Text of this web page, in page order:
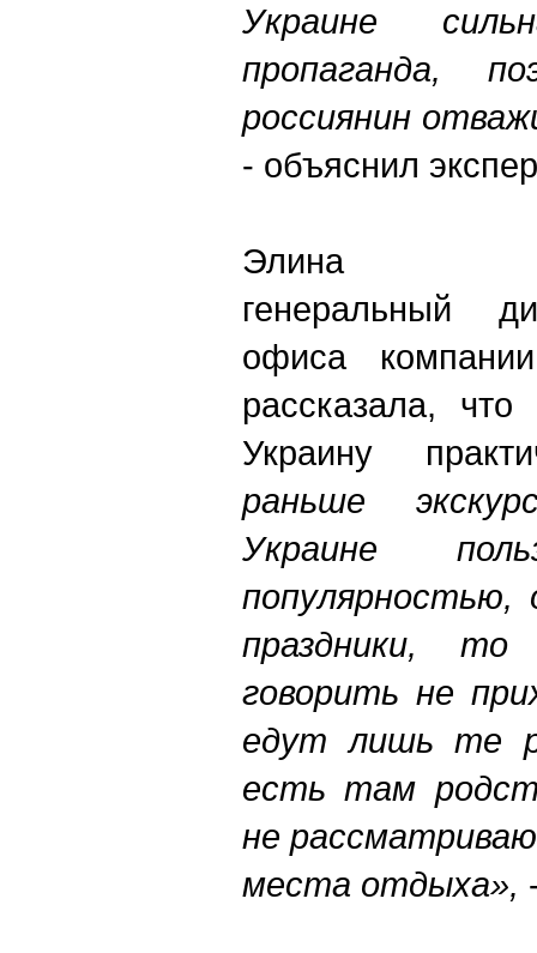
Украине
пропаганда,
россиянин
- объяснил
Элина
генеральный
офиса
рассказала,
Украину
раньше
Украине
популярностью,
праздники,
говорить не
едут лишь те
есть там
не
места отдыха»,